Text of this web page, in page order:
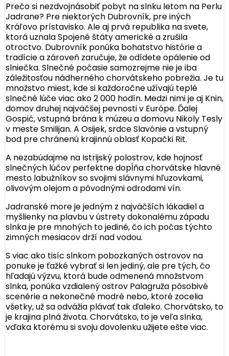
Prečo si nezdvojnásobiť pobyt na slnku letom na Perlu
Jadrane? Pre niektorých Dubrovník, pre iných
Kráľovo prístavisko. Ale aj prvá republika na svete,
ktorá uznala Spojené štáty americké a zrušila
otroctvo. Dubrovník ponúka bohatstvo histórie a
tradície a zároveň zaručuje, že odídete opálenie od
slniečka. Slnečné počasie samozrejme nie je iba
záležitosťou nádherného chorvátskeho pobrežia. Je tu
množstvo miest, kde si každoročne užívajú teplé
slnečné lúče viac ako 2 000 hodín. Medzi nimi je aj Knin,
domov druhej najväčšej pevnosti v Európe. Ďalej
Gospić, vstupná brána k múzeu a domovu Nikoly Tesly
v meste Smilijan. A Osijek, srdce Slavónie a vstupný
bod pre chránenú krajinnú oblasť Kopački Rit.
A nezabúdajme na Istrijský polostrov, kde hojnosť
slnečných lúčov perfektne dopĺňa chorvátske hlavné
mesto labužníkov so svojimi slávnymi hľuzovkami,
olivovým olejom a pôvodnými odrodami vín.
Jadranské more je jedným z najväčších lákadiel a
myšlienky na plavbu v ústrety dokonalému západu
slnka je pre mnohých to jediné, čo ich počas týchto
zimných mesiacov drží nad vodou.
S viac ako tisíc slnkom pobozkaných ostrovov na
ponuke je ťažké vybrať si len jediný, ale pre tých, čo
hľadajú výzvu, ktorá bude odmenená množstvom
slnka, ponúka vzdialený ostrov Palagruža pôsobivé
scenérie a nekonečné modré nebo, ktoré zocelia
všetky, už sa odvážia plávať tak ďaleko. Chorvátsko, to
je krajina plná života. Chorvátsko, to je veľa slnka,
vďaka ktorému si svoju dovolenku užijete ešte viac.